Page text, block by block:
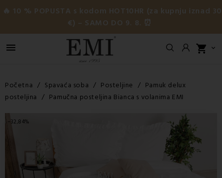
🔥 10 % POPUSTA s kodom HOT10HR (za kupnju iznad 30
€) – SAMO DO 9. 8. ⏰
 shopping_cart 
Početna Spavaća soba Posteljine
Pamuk delux
posteljina
Pamučna posteljina Bianca s volanima EMI
−32,84%